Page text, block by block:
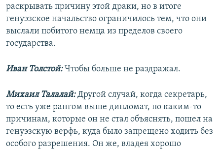
раскрывать причину этой драки, но в итоге
генуэзское начальство ограничилось тем, что они
выслали побитого немца из пределов своего
государства.
Иван Толстой: Чтобы больше не раздражал.
Михаил Талалай:Другой случай, когда секретарь,
то есть уже рангом выше дипломат, по каким-то
причинам, которые он не стал объяснять, пошел на
генуэзскую верфь, куда было запрещено ходить без
особого разрешения. Он же, владея хорошо